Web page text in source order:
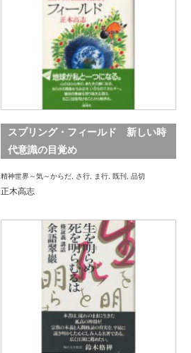
スプリング・フィールド 新しい時
代意識の目覚め
精神世界～気～からだ, さ行, ま行, 既刊 , 品切
正木高志